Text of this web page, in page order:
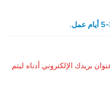
بريدك الإلكتروني أدناه ليتم